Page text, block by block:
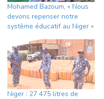
Mohamed Bazoum, « Nous
devons repenser notre
système éducatif au Niger »
Niger : 27 475 litres de